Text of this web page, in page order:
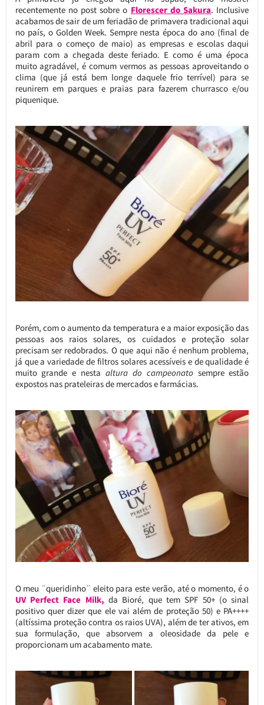
recentemente no post sobre o Florescer do Sakura. Inclusive
acabamos de sair de um feriadão de primavera tradicional aqui
no país, o Golden Week. Sempre nesta época do ano (final de
abril para o começo de maio) as empresas e escolas daqui
param com a chegada deste feriado. E como é uma época
muito agradável, é comum vermos as pessoas aproveitando o
clima (que já está bem longe daquele frio terrível) para se
reunirem em parques e praias para fazerem churrasco e/ou
piquenique.
Porém, com o aumento da temperatura e a maior exposição das
pessoas aos raios solares, os cuidados e proteção solar
precisam ser redobrados. O que aqui não é nenhum problema,
já que a variedade de filtros solares acessíveis e de qualidade é
muito grande e nesta altura do campeonato sempre estão
expostos nas prateleiras de mercados e farmácias.
O meu ¨queridinho¨ eleito para este verão, até o momento, é o
UV Perfect Face Milk, da Bioré, que tem SPF 50+ (o sinal
positivo quer dizer que ele vai além de proteção 50) e PA++++
(altíssima proteção contra os raios UVA), além de ter ativos, em
sua formulação, que absorvem a oleosidade da pele e
proporcionam um acabamento mate.